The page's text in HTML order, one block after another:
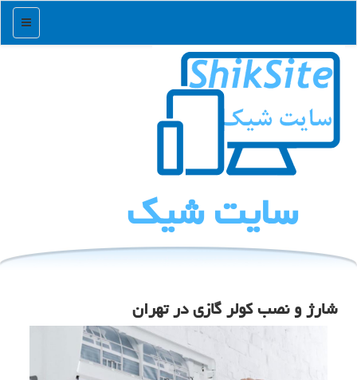
منو
سایت شیك
شارژ و نصب كولر گازی در تهران